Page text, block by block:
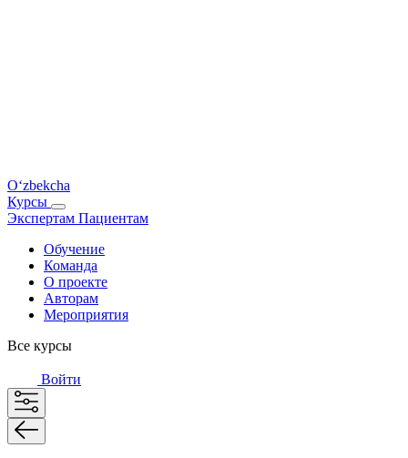
O‘zbekcha
Курсы
Экспертам Пациентам
Обучение
Команда
О проекте
Авторам
Мероприятия
Все курсы
Войти